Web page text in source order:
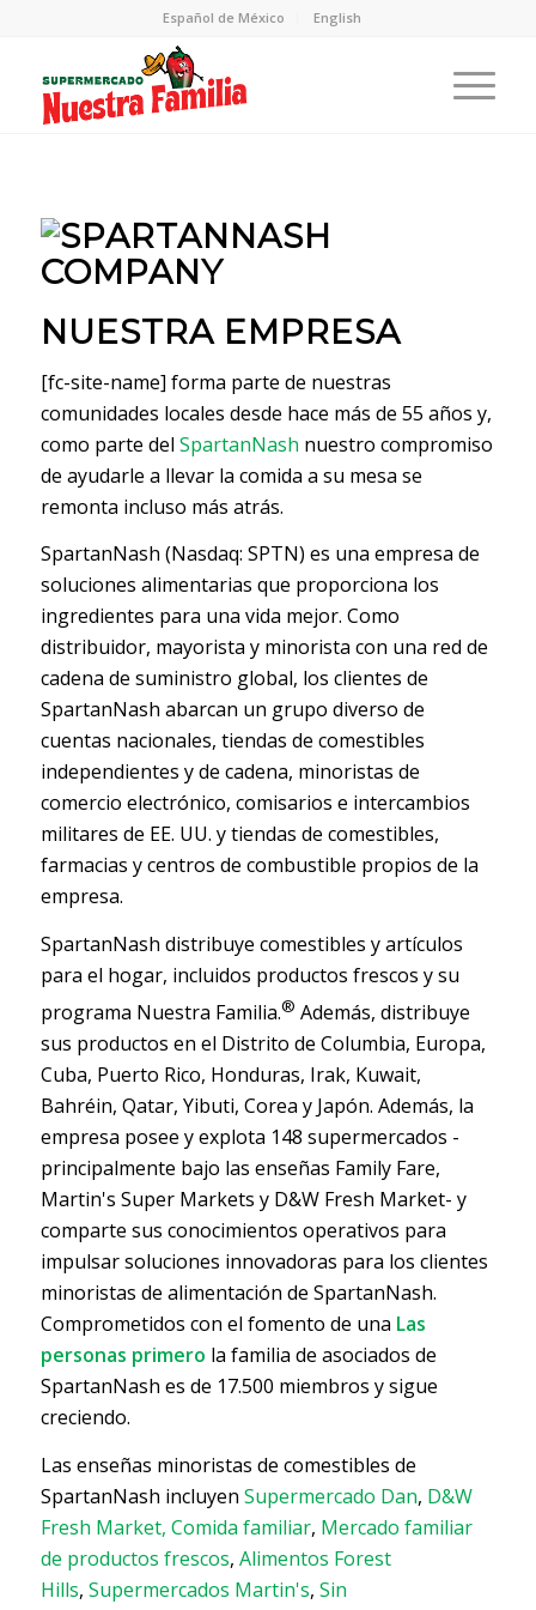
Español de México English
NUESTRA EMPRESA
[fc-site-name] forma parte de nuestras
comunidades locales desde hace más de 55 años y,
como parte del SpartanNash nuestro compromiso
de ayudarle a llevar la comida a su mesa se
remonta incluso más atrás.
SpartanNash (Nasdaq: SPTN) es una empresa de
soluciones alimentarias que proporciona los
ingredientes para una vida mejor. Como
distribuidor, mayorista y minorista con una red de
cadena de suministro global, los clientes de
SpartanNash abarcan un grupo diverso de
cuentas nacionales, tiendas de comestibles
independientes y de cadena, minoristas de
comercio electrónico, comisarios e intercambios
militares de EE. UU. y tiendas de comestibles,
farmacias y centros de combustible propios de la
empresa.
SpartanNash distribuye comestibles y artículos
para el hogar, incluidos productos frescos y su
programa Nuestra Familia.® Además, distribuye
sus productos en el Distrito de Columbia, Europa,
Cuba, Puerto Rico, Honduras, Irak, Kuwait,
Bahréin, Qatar, Yibuti, Corea y Japón. Además, la
empresa posee y explota 148 supermercados -
principalmente bajo las enseñas Family Fare,
Martin's Super Markets y D&W Fresh Market- y
comparte sus conocimientos operativos para
impulsar soluciones innovadoras para los clientes
minoristas de alimentación de SpartanNash.
Comprometidos con el fomento de una Las
personas primero la familia de asociados de
SpartanNash es de 17.500 miembros y sigue
creciendo.
Las enseñas minoristas de comestibles de
SpartanNash incluyen Supermercado Dan, D&W
Fresh Market, Comida familiar, Mercado familiar
de productos frescos, Alimentos Forest
Hills, Supermercados Martin's, Sin